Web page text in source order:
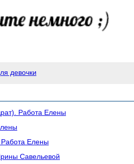
девочки
Работа Елены
Работа Елены
Савельевой